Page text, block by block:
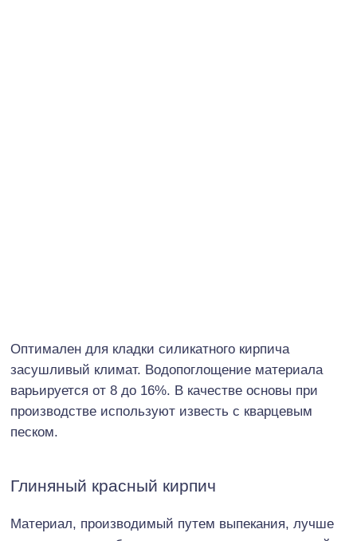
Оптимален для кладки силикатного кирпича
засушливый климат. Водопоглощение материала
варьируется от 8 до 16%. В качестве основы при
производстве используют известь с кварцевым
песком.
Глиняный красный кирпич
Материал, производимый путем выпекания, лучше